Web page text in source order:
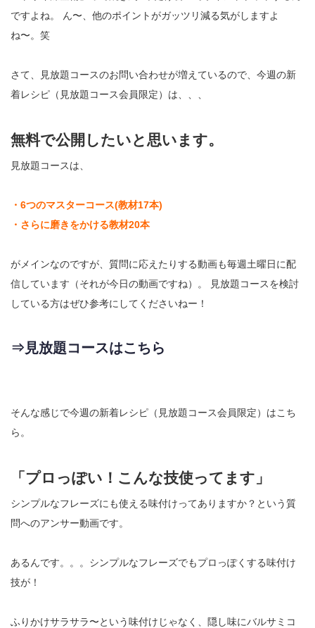
ですよね。 ん〜、他のポイントがガッツリ減る気がしますよ
ね〜。笑
さて、見放題コースのお問い合わせが増えているので、今週の新
着レシピ（見放題コース会員限定）は、、、
無料で公開したいと思います。
見放題コースは、
・6つのマスターコース(教材17本)
・さらに磨きをかける教材20本
がメインなのですが、質問に応えたりする動画も毎週土曜日に配
信しています（それが今日の動画ですね）。 見放題コースを検討
している方はぜひ参考にしてくださいねー！
⇒見放題コースはこちら
そんな感じで今週の新着レシピ（見放題コース会員限定）はこち
ら。
「プロっぽい！こんな技使ってます」
シンプルなフレーズにも使える味付けってありますか？という質
問へのアンサー動画です。
あるんです。。。シンプルなフレーズでもプロっぽくする味付け
技が！
ふりかけサラサラ〜という味付けじゃなく、隠し味にバルサミコ